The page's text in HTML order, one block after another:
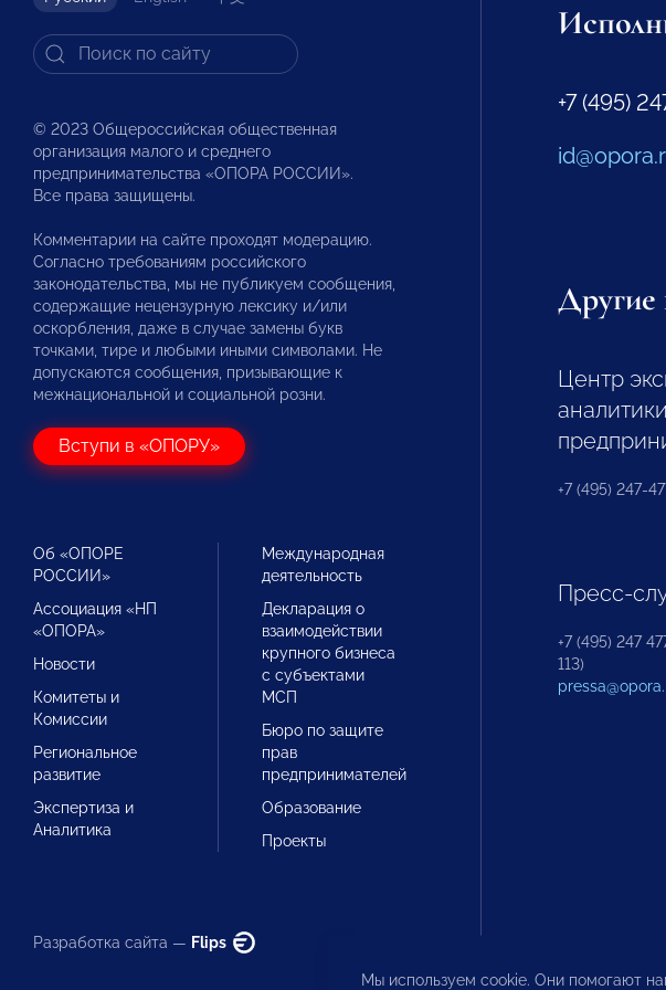
© 2023 Общероссийская общественная
организация малого и среднего
предпринимательства «ОПОРА РОССИИ».
Все права защищены.
Комментарии на сайте проходят модерацию.
Согласно требованиям российского
законодательства, мы не публикуем сообщения,
содержащие нецензурную лексику и/или
оскорбления, даже в случае замены букв
точками, тире и любыми иными символами. Не
допускаются сообщения, призывающие к
межнациональной и социальной розни.
Вступи в «ОПОРУ»
Об «ОПОРЕ
РОССИИ»
Ассоциация «НП
«ОПОРА»
Новости
Комитеты и
Комиссии
Региональное
развитие
Экспертиза и
Аналитика
Международная
деятельность
Декларация о
взаимодействии
крупного бизнеса
с субъектами
МСП
Бюро по защите
прав
предпринимателей
Образование
Проекты
Разработка сайта — Flips
+7 (495)
Другие
Центр
+7 (495) 247-
Пресс-
+7 (495) 247
113)
Мы используем cookie. Они помогают